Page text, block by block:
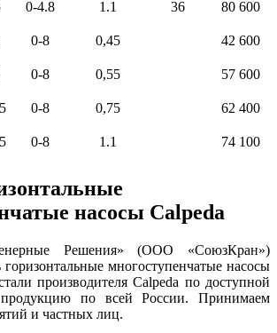
36
0-4.8 1.1
80 600
0-8 0,45
42 600
0-8 0,55
57 600
0-8 0,75
62 400
0-8 1.1 74 100
насосы Calpeda
Решения» (ООО «СоюзКран»)
горизонтальные многоступенчатые насосы
производителя Calpeda по доступной
продукцию по всей России. Принимаем
и частных лиц.